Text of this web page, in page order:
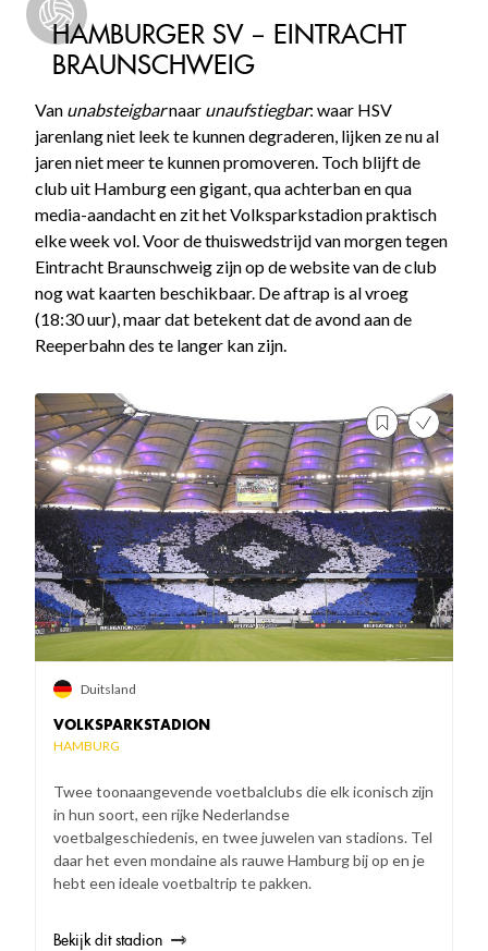
HAMBURGER SV – EINTRACHT
BRAUNSCHWEIG
Van unabsteigbarnaar unaufstiegbar: waar HSV
jarenlang niet leek te kunnen degraderen, lijken ze nu al
jaren niet meer te kunnen promoveren. Toch blijft de
club uit Hamburg een gigant, qua achterban en qua
media-aandacht en zit het Volksparkstadion praktisch
elke week vol. Voor de thuiswedstrijd van morgen tegen
Eintracht Braunschweig zijn op de website van de club
nog wat kaarten beschikbaar. De aftrap is al vroeg
(18:30 uur), maar dat betekent dat de avond aan de
Reeperbahn des te langer kan zijn.
VOLKSPARKSTADION
HAMBURG
Twee toonaangevende voetbalclubs die elk iconisch zijn
in hun soort, een rijke Nederlandse
voetbalgeschiedenis, en twee juwelen van stadions. Tel
daar het even mondaine als rauwe Hamburg bij op en je
hebt een ideale voetbaltrip te pakken.
Duitsland
Bekijk dit stadion